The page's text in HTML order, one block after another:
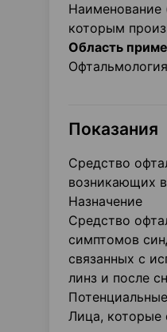
Наименование
которым
Область
Офтальмология
Показания
Средство
возникающих
Назначение
Средство
симптомов
связанных с
линз и после
Лица, которые